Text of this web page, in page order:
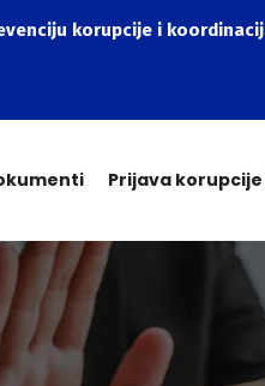
korupcije i
Prijava